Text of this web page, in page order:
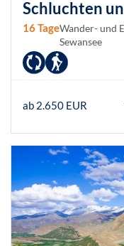
Schluchten
16 TageWander- und
Sewansee
ab 2.650 EUR